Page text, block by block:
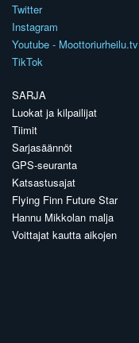
Twitter
Instagram
Youtube - Moottoriurheilu.tv
TikTok
SARJA
Luokat ja kilpailijat
Tiimit
Sarjasäännöt
GPS-seuranta
Katsastusajat
Flying Finn Future Star
Hannu Mikkolan malja
Voittajat kautta aikojen